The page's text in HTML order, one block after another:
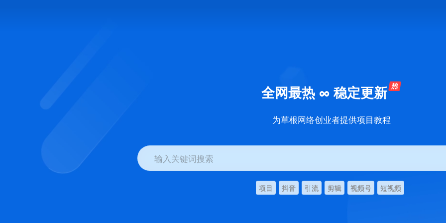
全网最热 ∞ 稳定更新
为草根网络创业者提供项目教程
输入关键词搜索
项目 抖音 引流 剪辑 视频号 短视频